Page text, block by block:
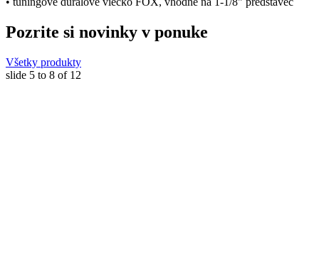
Pozrite si novinky v ponuke
Všetky produkty
slide 5 to 8 of 12